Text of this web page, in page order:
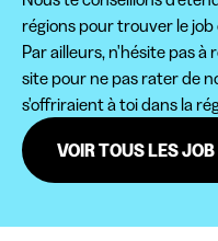
régions pour trouver le
Par ailleurs, n'hésite pas
site pour ne pas rater de
s'offriraient à toi dans la
VOIR TOUS LES